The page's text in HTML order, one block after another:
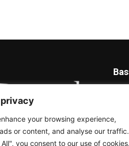
your browsing experience,
or content, and analyse our traffic.
you consent to our use of cookies.
2015-2025